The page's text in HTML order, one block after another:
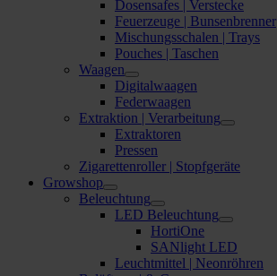
Dosensafes | Verstecke
Feuerzeuge | Bunsenbrenner
Mischungsschalen | Trays
Pouches | Taschen
Waagen
Digitalwaagen
Federwaagen
Extraktion | Verarbeitung
Extraktoren
Pressen
Zigarettenroller | Stopfgeräte
Growshop
Beleuchtung
LED Beleuchtung
HortiOne
SANlight LED
Leuchtmittel | Neonröhren